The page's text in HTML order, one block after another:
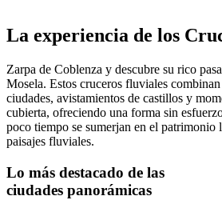
La experiencia de los
Zarpa de Coblenza y descubre su rico
Mosela. Estos cruceros fluviales
ciudades, avistamientos de castillos y
cubierta, ofreciendo una forma sin
poco tiempo se sumerjan en el patrimonio
paisajes fluviales.
Lo más destacado de las
ciudades panorámicas